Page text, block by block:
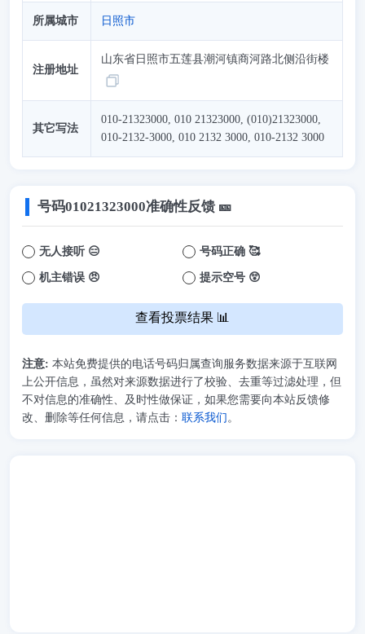
所属城市 日照市
注册地址
山东省日照市五莲县潮河镇商河路北侧沿街楼
其它写法
010-21323000, 010 21323000, (010)21323000,
010-2132-3000, 010 2132 3000, 010-2132 3000
号码01021323000准确性反馈 🎫
无人接听 😑 号码正确 🥰
机主错误 😠 提示空号 😲
查看投票结果 📊
注意: 本站免费提供的电话号码归属查询服务数据来源于互联网
上公开信息，虽然对来源数据进行了校验、去重等过滤处理，但
不对信息的准确性、及时性做保证，如果您需要向本站反馈修
改、删除等任何信息，请点击： 联系我们 。